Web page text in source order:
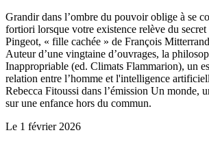
Grandir dans l’ombre du pouvoir oblige à se
fortiori lorsque votre existence relève du secret
Pingeot, « fille cachée » de François
Auteur d’une vingtaine d’ouvrages, la
Inappropriable (ed. Climats Flammarion), un
relation entre l’homme et l'intelligence
Rebecca Fitoussi dans l’émission Un monde,
sur une enfance hors du commun.
Le 1 février 2026